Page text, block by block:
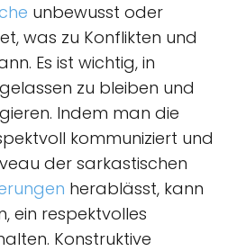
unbewusst oder
was zu Konflikten und
Es ist wichtig, in
zu bleiben und
Indem man die
kommuniziert und
der sarkastischen
herablässt, kann
ein respektvolles
Konstruktive